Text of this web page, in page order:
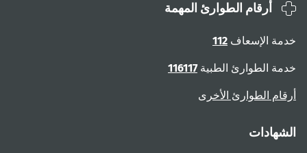
أرقام الطوارئ المهمة
خدمة الإسعاف 112
خدمة الطوارئ الطبية116117
أرقام الطوارئ الأخرى
الشهادات